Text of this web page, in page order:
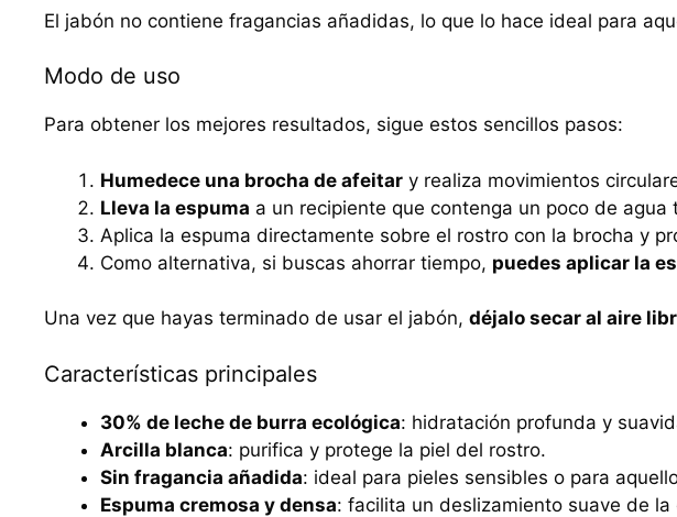
El jabón no contiene fragancias añadidas, lo que lo hace ideal para
Modo de uso
Para obtener los mejores resultados, sigue estos sencillos pasos:
Humedece una brocha de afeitar y realiza movimientos
Lleva la espuma a un recipiente que contenga un poco de
Aplica la espuma directamente sobre el rostro con la brocha y
Como alternativa, si buscas ahorrar tiempo, puedes aplicar la
Una vez que hayas terminado de usar el jabón, déjalo secar al aire
Características principales
30% de leche de burra ecológica: hidratación profunda y
Arcilla blanca: purifica y protege la piel del rostro.
Sin fragancia añadida: ideal para pieles sensibles o para
Espuma cremosa y densa: facilita un deslizamiento suave de